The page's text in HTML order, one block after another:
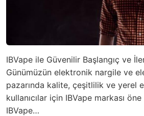
IBVape ile Güvenilir Başlangıç ve
Günümüzün elektronik nargile ve
pazarında kalite, çeşitlilik ve yerel
kullanıcılar için IBVape markası
IBVape…